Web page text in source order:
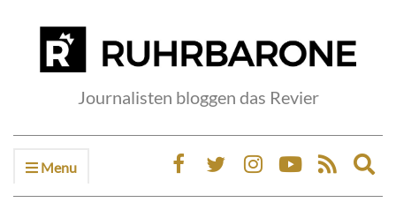
Journalisten bloggen das Revier
Menu